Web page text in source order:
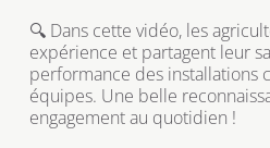
🔍 Dans cette vidéo, les
expérience et partagent leur
performance des installations
équipes. Une belle
engagement au quotidien !